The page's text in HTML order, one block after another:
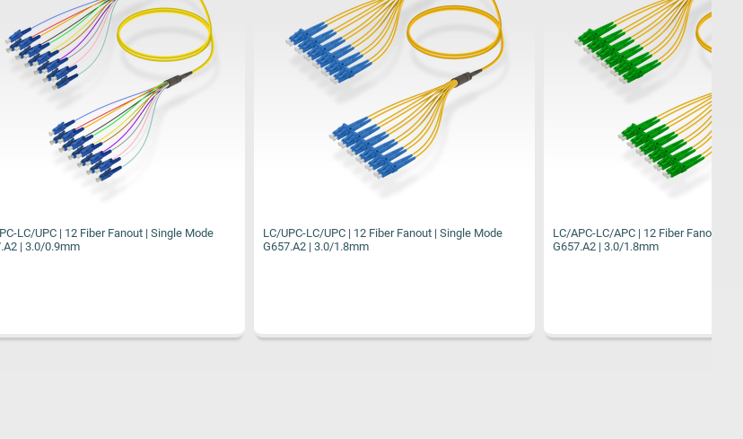
| Single Mode
LC/UPC-LC/UPC | 12 Fiber Fanout | Single Mode
LC/APC-LC/APC | 12 Fiber Fanout | Single Mode